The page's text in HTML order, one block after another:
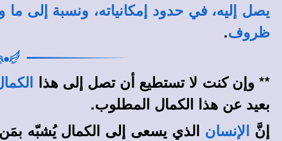
يصل إليه، في حدود إمكانياته، ونسبة إلى
ظروف.
** وإن كنت لا تستطيع أن تصل إلى هذا
بعيد عن هذا الكمال المطلوب.
إنَّ
الإنسان الذي يسعى إلى الكمال يُشبّه